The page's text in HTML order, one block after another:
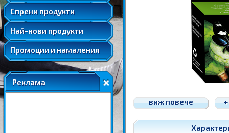
Спрени продукти
Удължени и допълнителни гаранции
Най-нови продукти
Промоции и намаления
Реклама
виж повече